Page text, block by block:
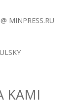
MINPRESS.RU
KAMI